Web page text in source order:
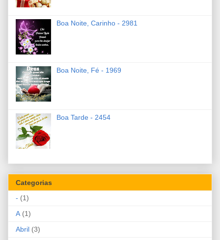
Boa Noite, Carinho - 2981
Boa Noite, Fé - 1969
Boa Tarde - 2454
Categorias
- (1)
A (1)
Abril (3)